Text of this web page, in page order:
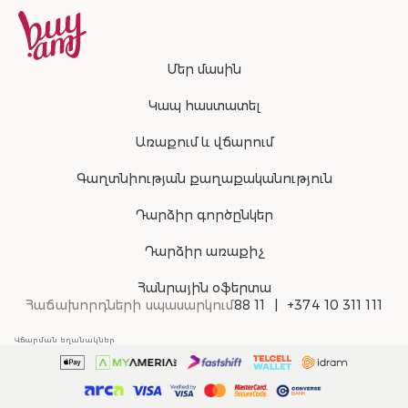
Մեր մասին
Կապ հաստատել
Առաքում և վճարում
Գաղտնիության քաղաքականություն
Դարձիր գործընկեր
Դարձիր առաքիչ
Հանրային օֆերտա
Հաճախորդների սպասարկում88 11 +374 10 311 111
Վճարման եղանակներ